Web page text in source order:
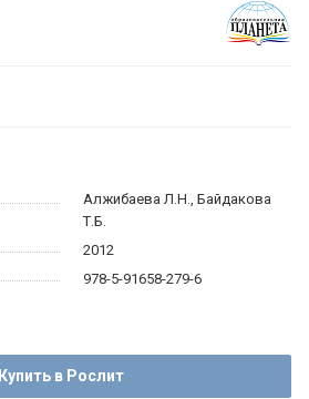
Алжибаева Л.Н., Байдакова
Т.Б.
2012
978-5-91658-279-6
Купить в Рослит